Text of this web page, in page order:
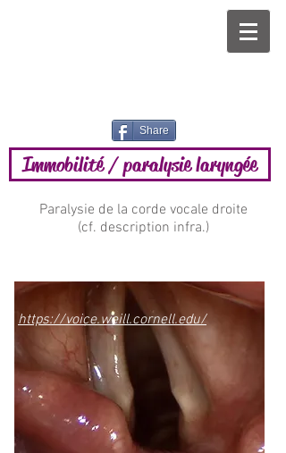
Share
Immobilité / paralysie laryngée
Paralysie de la corde vocale droite
(cf. description infra.)
https://voice.weill.cornell.edu/